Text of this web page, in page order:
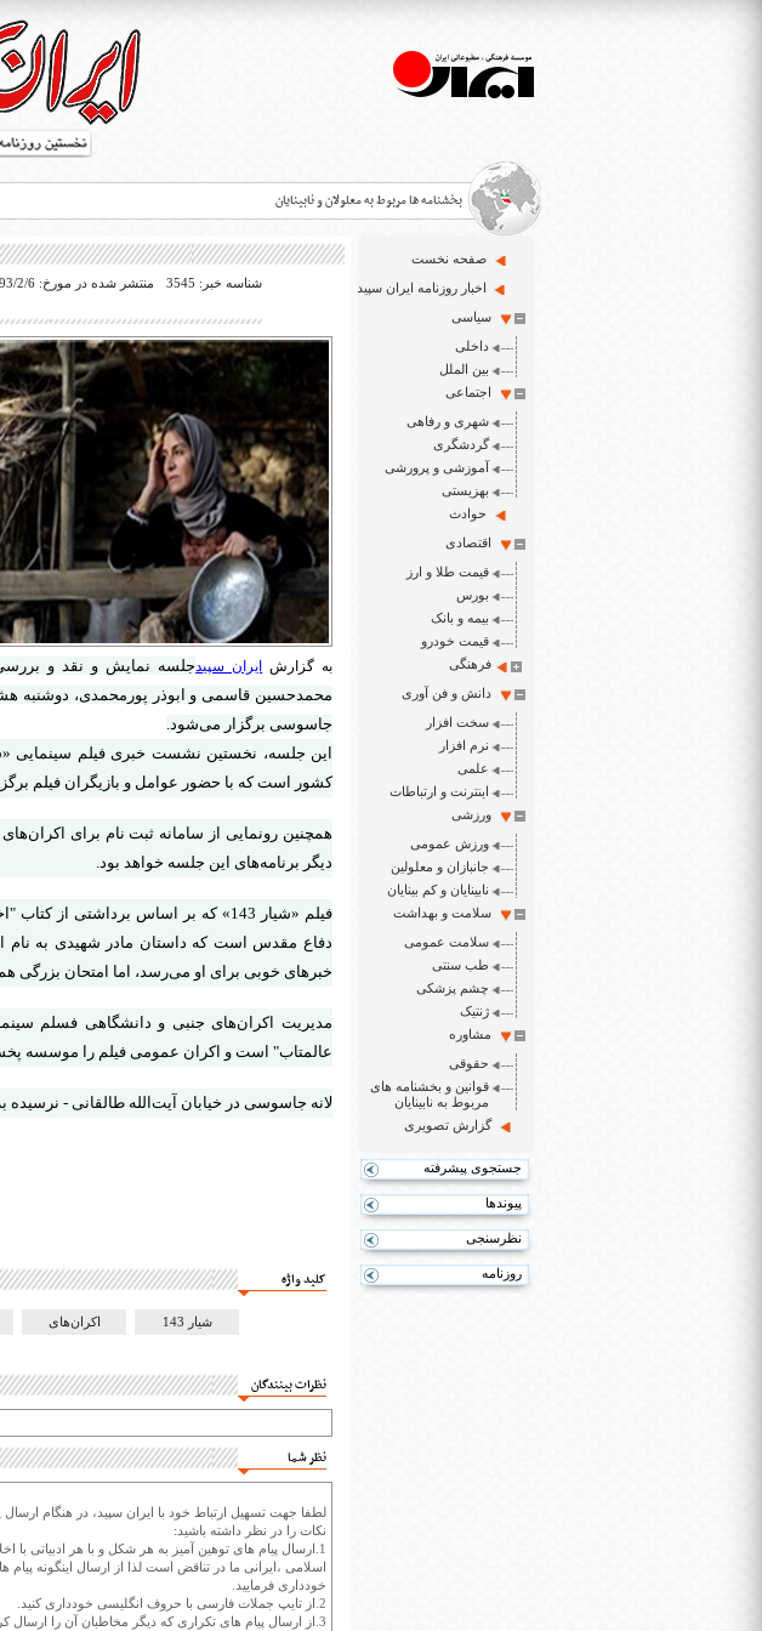
بخشنامه ها مربوط به معلولان و نابینایان
>
قانون حمایت از حقوق معلولان
اخبار حوزه معلولان و نابینایان
>
ایران سپید سایت خبری نابینایان و تنها روزنامه به خط بریل در جهان
>
صفحه نخست
اخبار روزنامه ایران سپید
سیاسی
داخلی
بین الملل
اجتماعی
شهری و رفاهی
گردشگری
آموزشی و پرورشی
بهزیستی
حوادث
اقتصادی
قیمت طلا و ارز
بورس
بیمه و بانک
قیمت خودرو
فرهنگی
دانش و فن آوری
سخت افزار
نرم افزار
علمی
اینترنت و ارتباطات
ورزشی
ورزش عمومی
جانبازان و معلولین
نابینایان و کم بینایان
سلامت و بهداشت
سلامت عمومی
طب سنتی
چشم پزشکی
ژنتیک
مشاوره
حقوقی
قوانین و بخشنامه های
مربوط به نابینایان
گزارش تصویری
جستجوی پیشرفته
پیوندها
نظرسنجی
روزنامه
شناسه خبر: 3545 منتشر شده در مورخ: 1393/2/6
به گزارش ایران سپید
جاسوسی برگزار می‌شود.
کشور است که با حضور عوامل و بازیگران فیلم
دیگر برنامه‌های این جلسه خواهد بود.
فیلم «شیار 143» که بر اساس برداشتی
خبرهای خوبی برای او می‌رسد، اما امتحان بزرگی هم
عالمتاب" است و اکران عمومی فیلم را موسسه پخش
لانه جاسوسی در خیابان آیت‌الله طالقانی -
کلید واژه
شیار 143 اکران‌های
نظرات بینندگان
نظر شما
لطفا جهت تسهیل ارتباط خود با ایران سپید، در هنگام ارسال
نکات را در نظر داشته باشید:
1.ارسال پیام های توهین آمیز به هر شکل و با هر ادبیاتی با
اسلامی ،ایرانی ما در تناقض است لذا از ارسال اینگونه پیام
خودداری فرمایید.
2.از تایپ جملات فارسی با حروف انگلیسی خودداری کنید.
3.از ارسال پیام های تکراری که دیگر مخاطبان آن را ارسال